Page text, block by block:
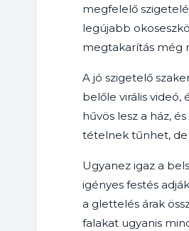
megfelelő
legújabb
megtakarítás még
A jó szigetelő
belőle virális
hűvös lesz a ház,
tételnek tűnhet, de
Ugyanez igaz a
igényes festés
a glettelés árak
falakat ugyanis